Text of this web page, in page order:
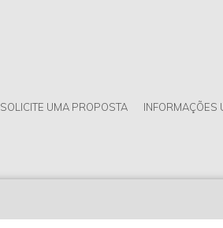
SOLICITE UMA PROPOSTA INFORMAÇÕES